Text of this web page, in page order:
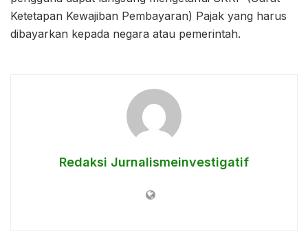
Ketetapan Kewajiban Pembayaran) Pajak yang harus
dibayarkan kepada negara atau pemerintah.
Redaksi Jurnalismeinvestigatif